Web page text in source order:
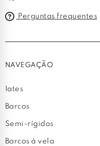
Perguntas frequentes
NAVEGAÇÃO
Iates
Barcos
Semi-rígidos
Barcos à vela